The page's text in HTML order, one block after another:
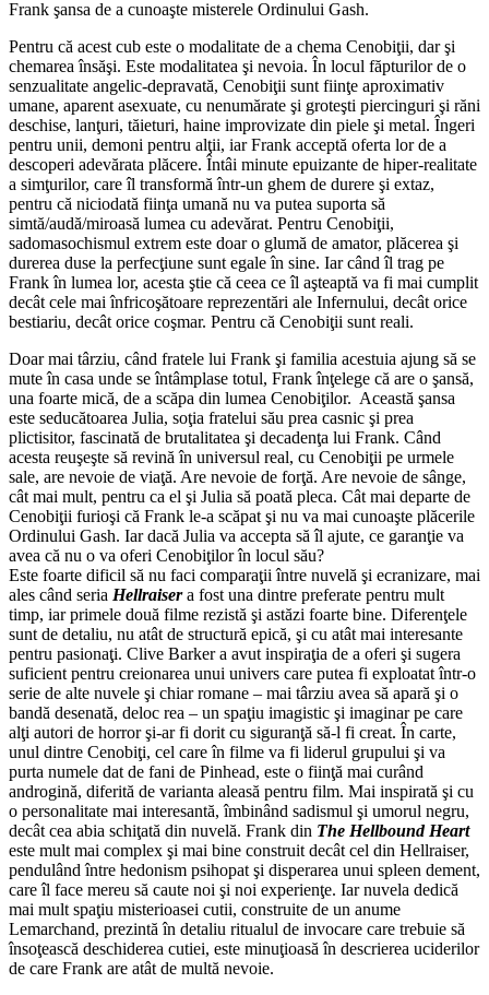
Frank şansa de a cunoaşte misterele Ordinului Gash.
Pentru că acest cub este o modalitate de a chema Cenobiţii, dar şi
chemarea însăşi. Este modalitatea şi nevoia. În locul făpturilor de o
senzualitate angelic-depravată, Cenobiţii sunt fiinţe aproximativ
umane, aparent asexuate, cu nenumărate şi groteşti piercinguri şi răni
deschise, lanţuri, tăieturi, haine improvizate din piele şi metal. Îngeri
pentru unii, demoni pentru alţii, iar Frank acceptă oferta lor de a
descoperi adevărata plăcere. Întâi minute epuizante de hiper-realitate
a simţurilor, care îl transformă într-un ghem de durere şi extaz,
pentru că niciodată fiinţa umană nu va putea suporta să
simtă/audă/miroasă lumea cu adevărat. Pentru Cenobiţii,
sadomasochismul extrem este doar o glumă de amator, plăcerea şi
durerea duse la perfecţiune sunt egale în sine. Iar când îl trag pe
Frank în lumea lor, acesta ştie că ceea ce îl aşteaptă va fi mai cumplit
decât cele mai înfricoşătoare reprezentări ale Infernului, decât orice
bestiariu, decât orice coşmar. Pentru că Cenobiţii sunt reali.
Doar mai târziu, când fratele lui Frank şi familia acestuia ajung să se
mute în casa unde se întâmplase totul, Frank înţelege că are o şansă,
una foarte mică, de a scăpa din lumea Cenobiţilor. Această şansa
este seducătoarea Julia, soţia fratelui său prea casnic şi prea
plictisitor, fascinată de brutalitatea şi decadenţa lui Frank. Când
acesta reuşeşte să revină în universul real, cu Cenobiţii pe urmele
sale, are nevoie de viaţă. Are nevoie de forţă. Are nevoie de sânge,
cât mai mult, pentru ca el şi Julia să poată pleca. Cât mai departe de
Cenobiţii furioşi că Frank le-a scăpat şi nu va mai cunoaşte plăcerile
Ordinului Gash. Iar dacă Julia va accepta să îl ajute, ce garanţie va
avea că nu o va oferi Cenobiţilor în locul său?
Este foarte dificil să nu faci comparaţii între nuvelă şi ecranizare, mai
ales când seria Hellraiser a fost una dintre preferate pentru mult
timp, iar primele două filme rezistă şi astăzi foarte bine. Diferenţele
sunt de detaliu, nu atât de structură epică, şi cu atât mai interesante
pentru pasionaţi. Clive Barker a avut inspiraţia de a oferi şi sugera
suficient pentru creionarea unui univers care putea fi exploatat într-o
serie de alte nuvele şi chiar romane – mai târziu avea să apară şi o
bandă desenată, deloc rea – un spaţiu imagistic şi imaginar pe care
alţi autori de horror şi-ar fi dorit cu siguranţă să-l fi creat. În carte,
unul dintre Cenobiţi, cel care în filme va fi liderul grupului şi va
purta numele dat de fani de Pinhead, este o fiinţă mai curând
androgină, diferită de varianta aleasă pentru film. Mai inspirată şi cu
o personalitate mai interesantă, îmbinând sadismul şi umorul negru,
decât cea abia schiţată din nuvelă. Frank din The Hellbound Heart
este mult mai complex şi mai bine construit decât cel din Hellraiser,
pendulând între hedonism psihopat şi disperarea unui spleen dement,
care îl face mereu să caute noi şi noi experienţe. Iar nuvela dedică
mai mult spaţiu misterioasei cutii, construite de un anume
Lemarchand, prezintă în detaliu ritualul de invocare care trebuie să
însoţească deschiderea cutiei, este minuţioasă în descrierea uciderilor
de care Frank are atât de multă nevoie.